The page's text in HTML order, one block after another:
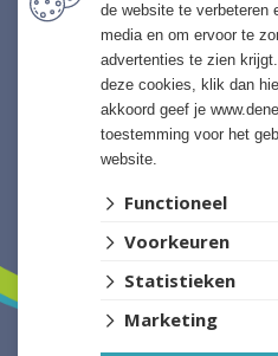
Veilingweg 9
4697 RB Sint-Annaland
0166-653190
de website te verbeteren
media en om ervoor te
advertenties te zien
deze cookies, klik dan
akkoord geef je
toestemming voor het
website.
Functioneel
Voorkeuren
Statistieken
Marketing